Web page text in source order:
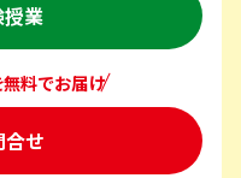
業
料でお届け
せ